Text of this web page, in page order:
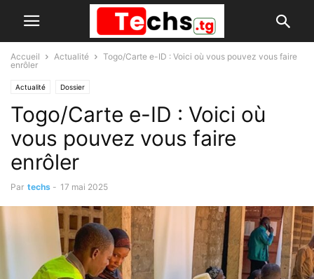
Accueil Actualité
Togo/Carte e-ID : Voici où vous pouvez vous faire
enrôler
Actualité Dossier
Togo/Carte e-ID : Voici où
vous pouvez vous faire
enrôler
Par techs - 17 mai 2025